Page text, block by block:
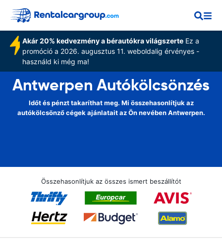
Akár 20% kedvezmény a bérautókra világszerteEz a
promóció a 2026. augusztus 11. weboldalig érvényes -
használd ki még ma!
Antwerpen Autókölcsönzés
Időt és pénzt takaríthat meg. Mi összehasonlítjuk az
autókölcsönző cégek ajánlatait az Ön nevében Antwerpen.
Összehasonlítjuk az összes ismert beszállítót